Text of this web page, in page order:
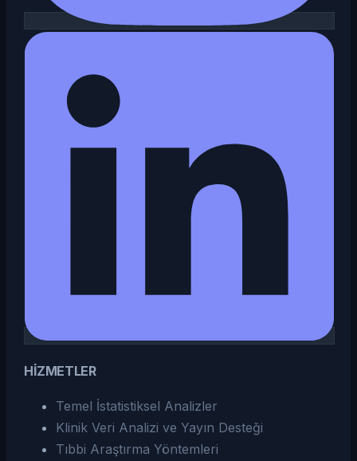
HİZMETLER
Temel İstatistiksel Analizler
Klinik Veri Analizi ve Yayın Desteği
Tıbbi Araştırma Yöntemleri